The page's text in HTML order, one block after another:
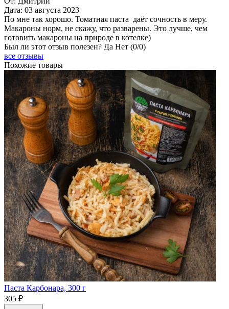
Дата: 03 августа 2023
По мне так хорошо. Томатная паста даёт сочность в меру.
Макароны норм, не скажу, что разварены. Это лучше, чем
готовить макароны на природе в котелке)
Был ли этот отзыв полезен? Да Нет (0/0)
все отзывы
Похожие товары
Паста Карбонара, 300 г
305 ₽